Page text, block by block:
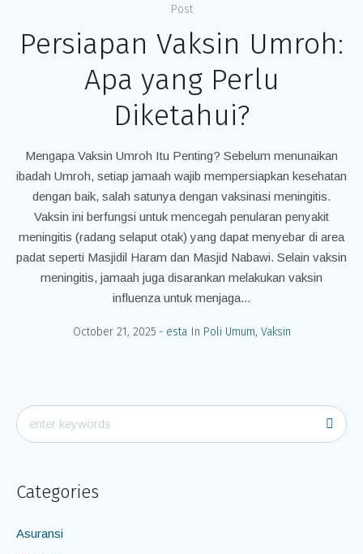
Post
Persiapan Vaksin Umroh:
Apa yang Perlu
Diketahui?
Mengapa Vaksin Umroh Itu Penting? Sebelum menunaikan
ibadah Umroh, setiap jamaah wajib mempersiapkan kesehatan
dengan baik, salah satunya dengan vaksinasi meningitis.
Vaksin ini berfungsi untuk mencegah penularan penyakit
meningitis (radang selaput otak) yang dapat menyebar di area
padat seperti Masjidil Haram dan Masjid Nabawi. Selain vaksin
meningitis, jamaah juga disarankan melakukan vaksin
influenza untuk menjaga...
October 21, 2025 esta In Poli Umum, Vaksin
Categories
Asuransi